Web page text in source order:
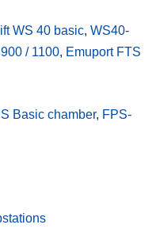
WS 40 basic, WS40-
/ 1100, Emuport FTS
Basic chamber, FPS-